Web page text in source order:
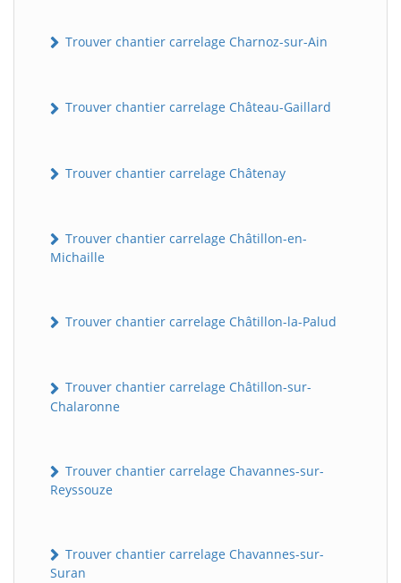
Trouver chantier carrelage Charnoz-sur-Ain
Trouver chantier carrelage Château-Gaillard
Trouver chantier carrelage Châtenay
Trouver chantier carrelage Châtillon-en-
Michaille
Trouver chantier carrelage Châtillon-la-Palud
Trouver chantier carrelage Châtillon-sur-
Chalaronne
Trouver chantier carrelage Chavannes-sur-
Reyssouze
Trouver chantier carrelage Chavannes-sur-
Suran